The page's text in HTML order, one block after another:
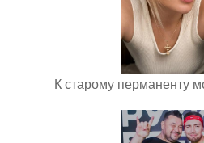
К старому перманенту